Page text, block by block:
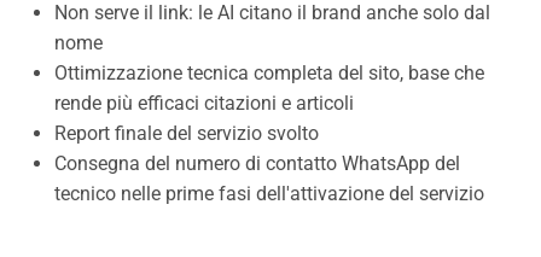
Non serve il link: le AI citano il brand anche solo dal
nome
Ottimizzazione tecnica completa del sito, base che
rende più efficaci citazioni e articoli
Report finale del servizio svolto
Consegna del numero di contatto WhatsApp del
tecnico nelle prime fasi dell'attivazione del servizio